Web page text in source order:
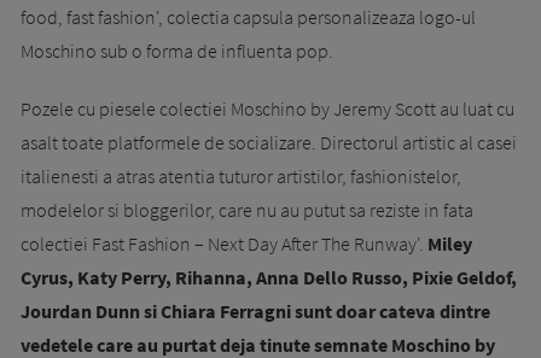
food, fast fashion', colectia capsula personalizeaza logo-ul
Moschino sub o forma de influenta pop.
Pozele cu piesele colectiei Moschino by Jeremy Scott au luat cu
asalt toate platformele de socializare. Directorul artistic al casei
italienesti a atras atentia tuturor artistilor, fashionistelor,
modelelor si bloggerilor, care nu au putut sa reziste in fata
colectiei Fast Fashion – Next Day After The Runway'. Miley
Cyrus, Katy Perry, Rihanna, Anna Dello Russo, Pixie Geldof,
Jourdan Dunn si Chiara Ferragni sunt doar cateva dintre
vedetele care au purtat deja tinute semnate Moschino by